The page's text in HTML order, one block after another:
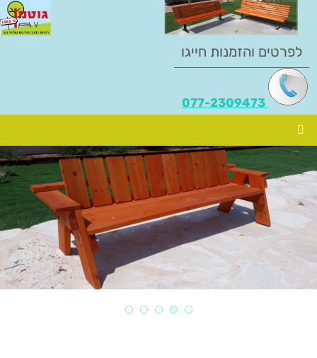
לפרטים והזמנות חייגו
077-2309473